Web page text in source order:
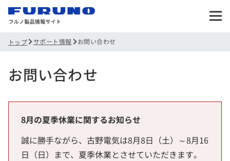
トップ サポート情報 お問い合わせ
お問い合わせ
8月の夏季休業に関するお知らせ
誠に勝手ながら、古野電気は8月8日（土）～8月16
日（日）まで、夏季休業とさせていただきます。